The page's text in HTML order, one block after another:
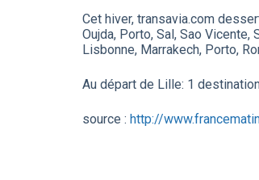
Cet hiver, transavia.com
Oujda, Porto, Sal, Sao
Lisbonne, Marrakech, Porto,
Au départ de Lille: 1
source : http://